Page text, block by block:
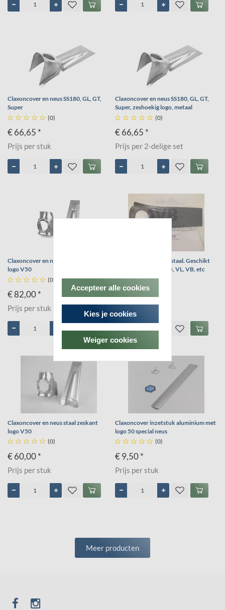
Claxoncover en neus SS180, GL, GT,
Super
     (0)
€ 66,65 *
Prijs per stuk
Claxoncover en neus SS180, GL, GT,
Super, zeshoekig logo, metaal
     (0)
€ 66,65 *
Prijs per 2-delige set
Claxoncover en neus staal rechthoekig
logo V50
     (0)
€ 82,00 *
Prijs per stuk
Claxoncover en neus staal. Geschikt
voor VNA, VNB, VBB, VL, VB, etc
 (0)
Claxoncover en neus staal zeskant
logo V50
     (0)
€ 60,00 *
Prijs per stuk
Claxoncover inzetstuk aluminium met
logo 50 special neus
     (0)
€ 9,50 *
Prijs per stuk
Meer producten
Accepteer alle cookies
Kies je cookies
Weiger cookies